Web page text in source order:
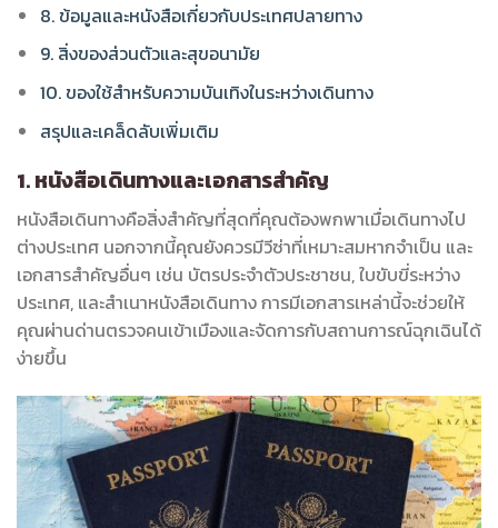
8. ข้อมูลและหนังสือเกี่ยวกับประเทศปลายทาง
9. สิ่งของส่วนตัวและสุขอนามัย
10. ของใช้สำหรับความบันเทิงในระหว่างเดินทาง
สรุปและเคล็ดลับเพิ่มเติม
1. หนังสือเดินทางและเอกสารสำคัญ
หนังสือเดินทางคือสิ่งสำคัญที่สุดที่คุณต้องพกพาเมื่อเดินทางไป
ต่างประเทศ นอกจากนี้คุณยังควรมีวีซ่าที่เหมาะสมหากจำเป็น และ
เอกสารสำคัญอื่นๆ เช่น บัตรประจำตัวประชาชน, ใบขับขี่ระหว่าง
ประเทศ, และสำเนาหนังสือเดินทาง การมีเอกสารเหล่านี้จะช่วยให้
คุณผ่านด่านตรวจคนเข้าเมืองและจัดการกับสถานการณ์ฉุกเฉินได้
ง่ายขึ้น